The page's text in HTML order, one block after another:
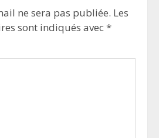
ne sera pas publiée. Les
sont indiqués avec*